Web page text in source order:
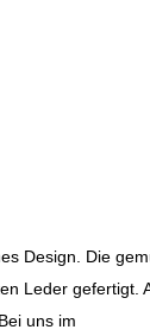
Design. Die
Leder gefertigt.
uns im